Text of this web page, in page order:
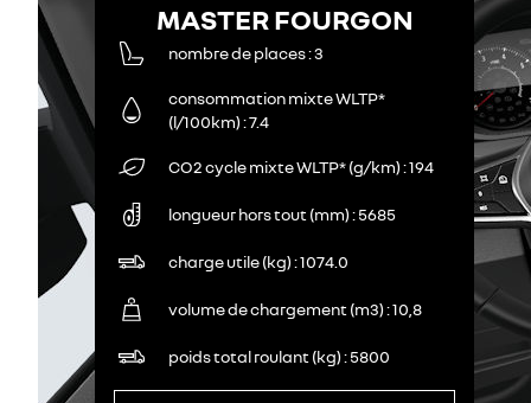
MASTER FOURGON
nombre de places 3
consommation mixte WLTP*
(l/100km) 7.4
CO2 cycle mixte WLTP* (g/km) 194
longueur hors tout (mm) 5685
charge utile (kg) 1074.0
volume de chargement (m3) 10,8
poids total roulant (kg) 5800